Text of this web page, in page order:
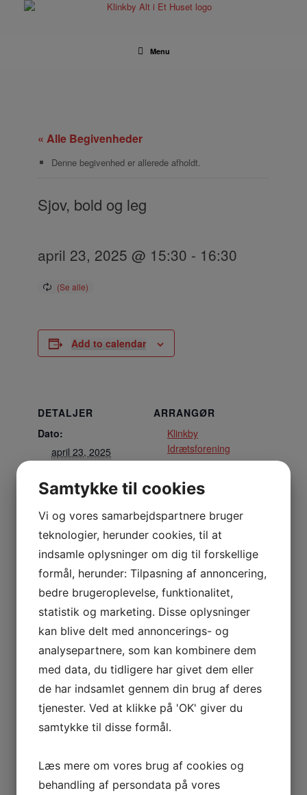
Menu
« Alle Begivenheder
Denne begivenhed er allerede afholdt.
Sjov, bold og leg
april 23, 2025 @ 15:30 - 16:30
Add to calendar
DETALJER
Dato:
april 23, 2025
15:30 - 16:30
STED
Stadion
Nejrupvej 2, 7620 Lemvig
Lemvig, 7620 Danmark
+ Google Maps
Telefon:
29638527
ARRANGØR
Klinkby
Idrætsforening
U 9 drenge (2016) RLK fodbold Badminton
Skriv et svar
Samtykke til cookies
Vi og vores samarbejdspartnere bruger
teknologier, herunder cookies, til at
indsamle oplysninger om dig til forskellige
formål, herunder: Tilpasning af annoncering,
bedre brugeroplevelse, funktionalitet,
statistik og marketing. Disse oplysninger
kan blive delt med annoncerings- og
analysepartnere, som kan kombinere dem
med data, du tidligere har givet dem eller
de har indsamlet gennem din brug af deres
tjenester. Ved at klikke på 'OK' giver du
samtykke til disse formål.
Læs mere om vores brug af cookies og
behandling af persondata på vores